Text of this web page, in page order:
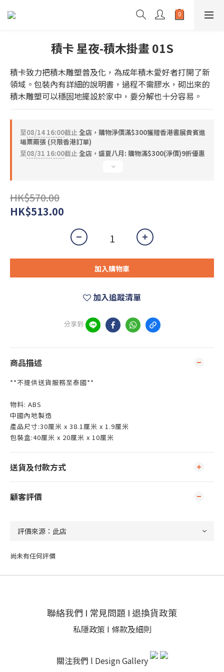
積卡 星夜-積木掛畫 01S
積卡致力把積木雕塑普及化，為成年積木愛好者打開了新
領域。包裝內有詳細的說明書，過程不需膠水，砌出來的
積木雕塑可以穩固地擺設於家中，要分解也十分容易。
至08/14 16:00截止全店，購物淨價滿$300獲贈香港書展貴賓進
場票兩張 (只限香港訂單)
至08/31 16:00截止全店，盛夏八月: 購物滿$300(淨價)9折優惠
HK$570.00
HK$513.00
加入購物車
加入追蹤清單
分享到
商品描述
**不提供送貨服務至泰國**
物料: ABS
中國內地製造
產品尺寸:30厘米 x 38.1厘米 x 1.9厘米
包裝盒:40厘米 x 20厘米 x 10厘米
送貨及付款方式
顧客評價
尚未有任何評價
聯絡我們 I 常見問題 I 退換貨政策
私隱政策 I 條款及細則
關注我們 l Design Gallery